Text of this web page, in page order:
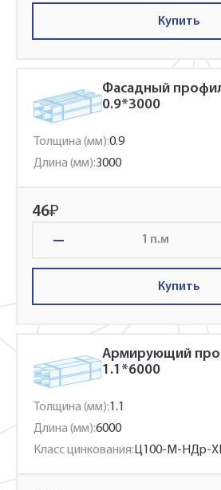
Купить
Фасадный
0.9*3000
Толщина (мм):0.9
Длина (мм):3000
46₽
п.м
Купить
Армирующий
1.1*6000
Толщина (мм):1.1
Длина (мм):6000
Класс цинкования: Ц100-М-НДр-